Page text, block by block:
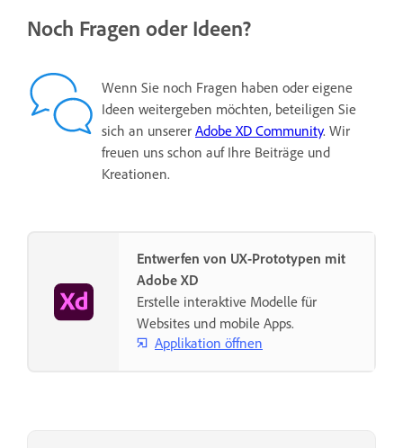
Noch Fragen oder Ideen?
Wenn Sie noch Fragen haben oder eigene
Ideen weitergeben möchten, beteiligen Sie
sich an unserer Adobe XD Community. Wir
freuen uns schon auf Ihre Beiträge und
Kreationen.
Entwerfen von UX-Prototypen mit
Adobe XD
Erstelle interaktive Modelle für
Websites und mobile Apps.
Applikation öffnen